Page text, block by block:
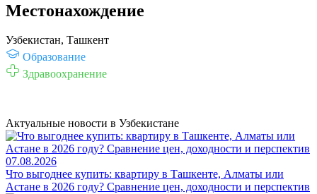
Местонахождение
Узбекистан, Ташкент
Образование
Здравоохранение
Актуальные новости в Узбекистане
07.08.2026
Что выгоднее купить: квартиру в Ташкенте, Алматы или
Астане в 2026 году? Сравнение цен, доходности и перспектив